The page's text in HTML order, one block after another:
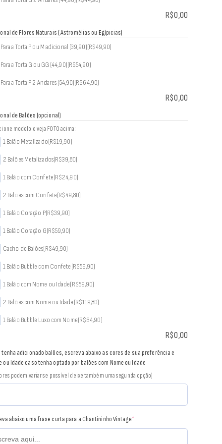
R$0,00
de Flores Naturais ( Astromélias ou Egípicias)
Para a Torta P ou M adicional (39,90)(R$49,90)
Para a Torta G ou GG (44,90)(R$54,90)
Para a Torta P 2 Andares (54,90)(R$64,90)
R$0,00
de Balões (opcional)
modelo e veja FOTO acima:
1 Balão Metalizado(R$19,90)
2 Balões Metalizados(R$39,80)
1 Balão com Confete(R$24,90)
2 Balões com Confete(R$49,80)
1 Balão Coração P(R$39,90)
1 Balão Coração G(R$59,90)
Cacho de Balões(R$49,90)
1 Balão Bubble com Confete(R$59,90)
1 Balão com Nome ou Idade(R$59,90)
2 Balões com Nome ou Idade(R$119,80)
1 Balão Bubble Luxo com Nome(R$64,90)
R$0,00
tenha adicionado balões, escreva abaixo as cores de sua preferência e
ou Idade caso tenha optado por balões com Nome ou Idade
podem variar se possível deixe também uma segunda opção)
abaixo uma frase curta para a Chantininho Vintage*